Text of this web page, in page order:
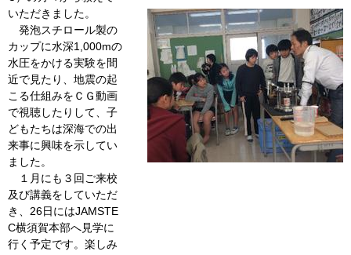
いただきました。
発泡スチロール製の
カップに水深1,000mの
水圧をかける実験を間
近で見たり、地震の起
こる仕組みをＣＧ動画
で視聴したりして、子
どもたちは深海での出
来事に興味を示してい
ました。
１月にも３回ご来校
及び講義をしていただ
き、26日にはJAMSTE
C横須賀本部へ見学に
行く予定です。楽しみ